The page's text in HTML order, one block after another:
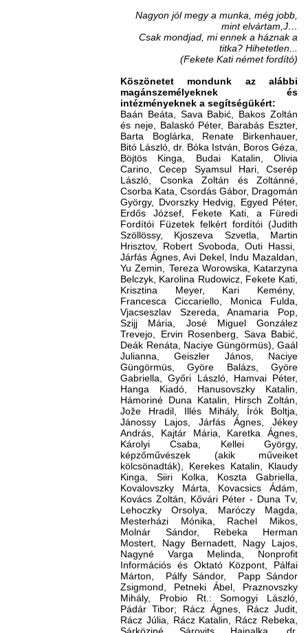
Nagyon jól megy a munka, még jobb,
mint elvártam, J…
Csak mondjad, mi ennek a háznak a
titka? Hihetetlen...
(Fekete Kati német fordító)
Köszönetet mondunk az alábbi
magánszemélyeknek és
intézményeknek a segítségükért:
Baán Beáta, Sava Babić, Bakos Zoltán
és neje, Balaskó Péter, Barabás Eszter,
Barta Boglárka, Renate Birkenhauer,
Bitó László, dr. Bóka István, Boros Géza,
Böjtös Kinga, Budai Katalin, Olivia
Carino, Cecep Syamsul Hari, Cserép
László, Csonka Zoltán és Zoltánné,
Csorba Kata, Csordás Gábor, Dragomán
György, Dvorszky Hedvig, Egyed Péter,
Erdős József, Fekete Kati, a Füredi
Fordítói Füzetek felkért fordítói (Judith
Szöllössy, Kjoszeva Szvetla, Martin
Hrisztov, Robert Svoboda, Outi Hassi,
Járfás Ágnes, Avi Dekel, Indu Mazaldan,
Yu Zemin, Tereza Worowska, Katarzyna
Belczyk, Karolina Rudowicz, Fekete Kati,
Krisztina Meyer, Kari Kemény,
Francesca Ciccariello, Monica Fulda,
Vjacseszlav Szereda, Anamaria Pop,
Szijj Mária, José Miguel González
Trevejo, Ervin Rosenberg, Sava Babić,
Deák Renáta, Naciye Güngörmüs), Gaál
Julianna, Geiszler János, Naciye
Güngörmüs, Györe Balázs, Györe
Gabriella, Győri László, Hamvai Péter,
Hanga Kiadó, Hanusovszky Katalin,
Hámoriné Duna Katalin, Hirsch Zoltán,
Jože Hradil, Illés Mihály, Írók Boltja,
Jánossy Lajos, Járfás Ágnes, Jékey
András, Kajtár Mária, Karetka Ágnes,
Károlyi Csaba, Kellei György,
képzőművészek (akik műveiket
kölcsönadták), Kerekes Katalin, Klaudy
Kinga, Siiri Kolka, Koszta Gabriella,
Kovalovszky Márta, Kovacsics Ádám,
Kovács Zoltán, Kővári Péter - Duna Tv,
Lehoczky Orsolya, Maróczy Magda,
Mesterházi Mónika, Rachel Mikos,
Molnár Sándor, Rebeka Herman
Mostert, Nagy Bernadett, Nagy Lajos,
Nagyné Varga Melinda, Nonprofit
Információs és Oktató Központ, Pálfai
Márton, Pálfy Sándor, Papp Sándor
Zsigmond, Petneki Ábel, Praznovszky
Mihály, Probio Rt.: Somogyi László,
Pádár Tibor; Rácz Ágnes, Rácz Judit,
Rácz Júlia, Rácz Katalin, Rácz Rebeka,